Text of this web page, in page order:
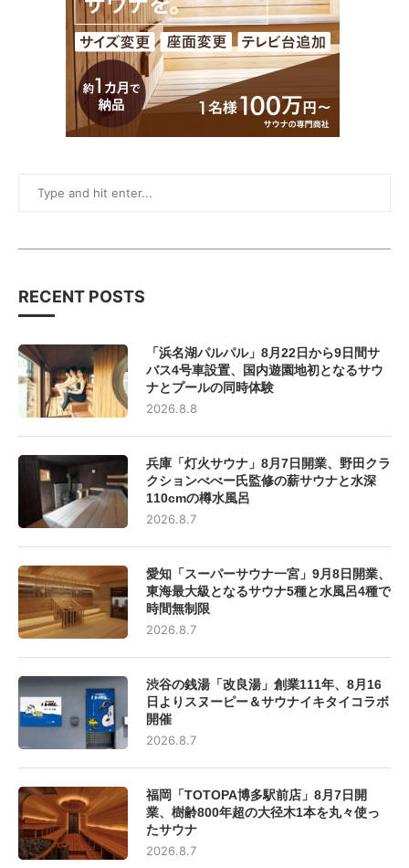
RECENT POSTS
「浜名湖パルパル」8月22日から9日間サ
バス4号車設置、国内遊園地初となるサウ
ナとプールの同時体験
2026.8.8
兵庫「灯火サウナ」8月7日開業、野田クラ
クションべべー氏監修の薪サウナと水深
110cmの樽水風呂
2026.8.7
愛知「スーパーサウナ一宮」9月8日開業、
東海最大級となるサウナ5種と水風呂4種で
時間無制限
2026.8.7
渋谷の銭湯「改良湯」創業111年、8月16
日よりスヌーピー＆サウナイキタイコラボ
開催
2026.8.7
福岡「TOTOPA博多駅前店」8月7日開
業、樹齢800年超の大径木1本を丸々使っ
たサウナ
2026.8.7